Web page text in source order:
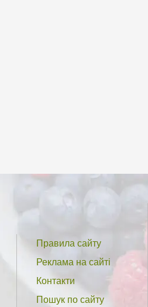
Правила сайту
Реклама на сайті
Контакти
Пошук по сайту